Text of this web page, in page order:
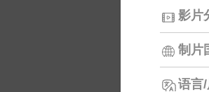
影片
制片
语言/